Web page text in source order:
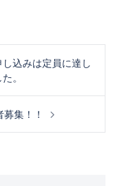
込みは定員に達し
。
集！！